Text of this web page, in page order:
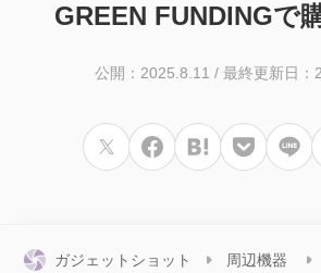
GREEN FUNDINGで
公開：2025.8.11 / 最終更新日：
ガジェットショット 周辺機器